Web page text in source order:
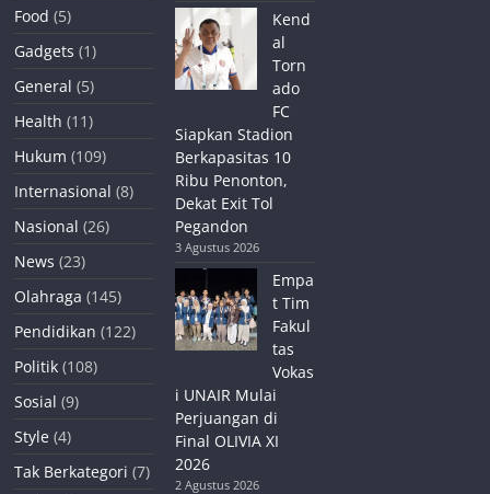
Food (5)
Gadgets (1)
General (5)
Health (11)
Hukum (109)
Internasional (8)
Nasional (26)
News (23)
Olahraga (145)
Pendidikan (122)
Politik (108)
Sosial (9)
Style (4)
Tak Berkategori (7)
Kend
al
Torn
ado
FC
Siapkan Stadion
Berkapasitas 10
Ribu Penonton,
Dekat Exit Tol
Pegandon
3 Agustus 2026
Empa
t Tim
Fakul
tas
Vokas
i UNAIR Mulai
Perjuangan di
Final OLIVIA XI
2026
2 Agustus 2026